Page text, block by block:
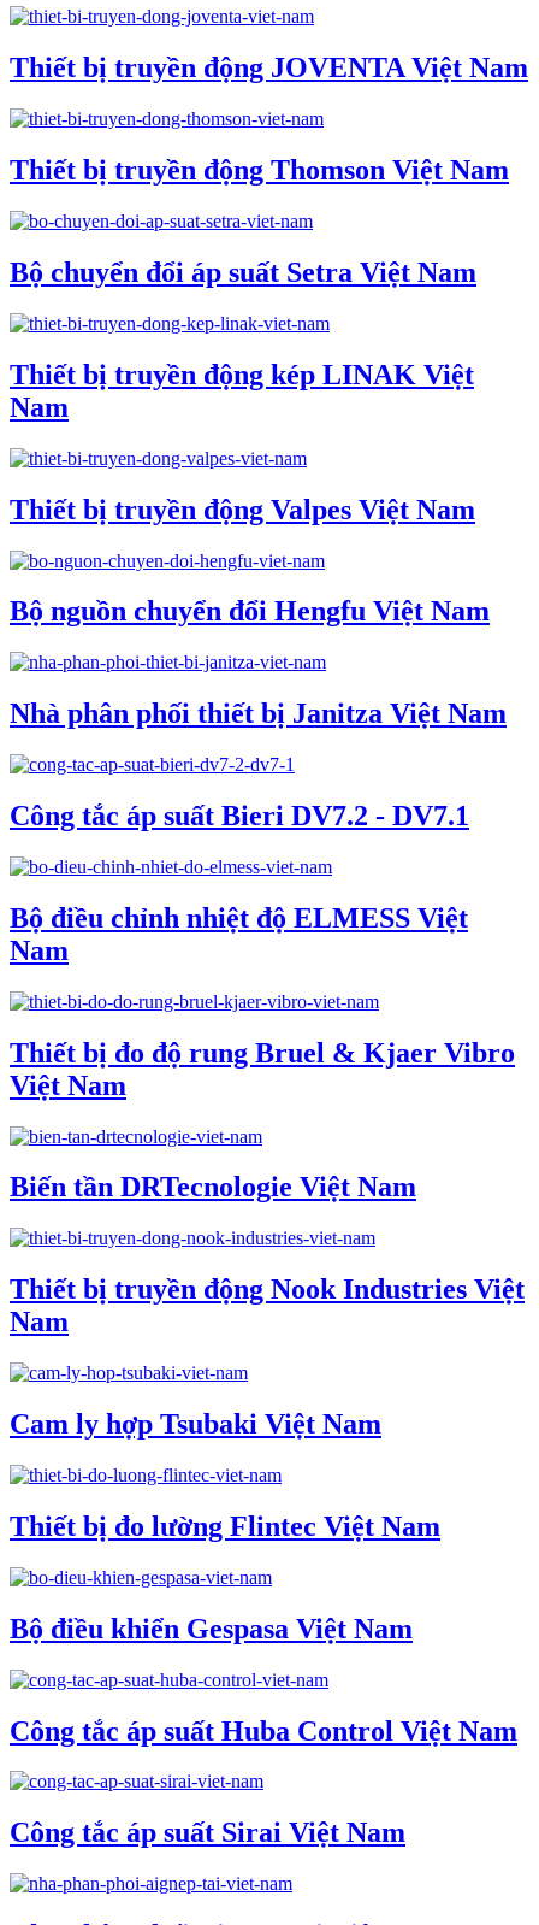
Thiết bị truyền động JOVENTA Việt Nam
Thiết bị truyền động Thomson Việt Nam
Bộ chuyển đổi áp suất Setra Việt Nam
Thiết bị truyền động kép LINAK Việt
Nam
Thiết bị truyền động Valpes Việt Nam
Bộ nguồn chuyển đổi Hengfu Việt Nam
Nhà phân phối thiết bị Janitza Việt Nam
Công tắc áp suất Bieri DV7.2 - DV7.1
Bộ điều chỉnh nhiệt độ ELMESS Việt
Nam
Thiết bị đo độ rung Bruel & Kjaer Vibro
Việt Nam
Biến tần DRTecnologie Việt Nam
Thiết bị truyền động Nook Industries Việt
Nam
Cam ly hợp Tsubaki Việt Nam
Thiết bị đo lường Flintec Việt Nam
Bộ điều khiển Gespasa Việt Nam
Công tắc áp suất Huba Control Việt Nam
Công tắc áp suất Sirai Việt Nam